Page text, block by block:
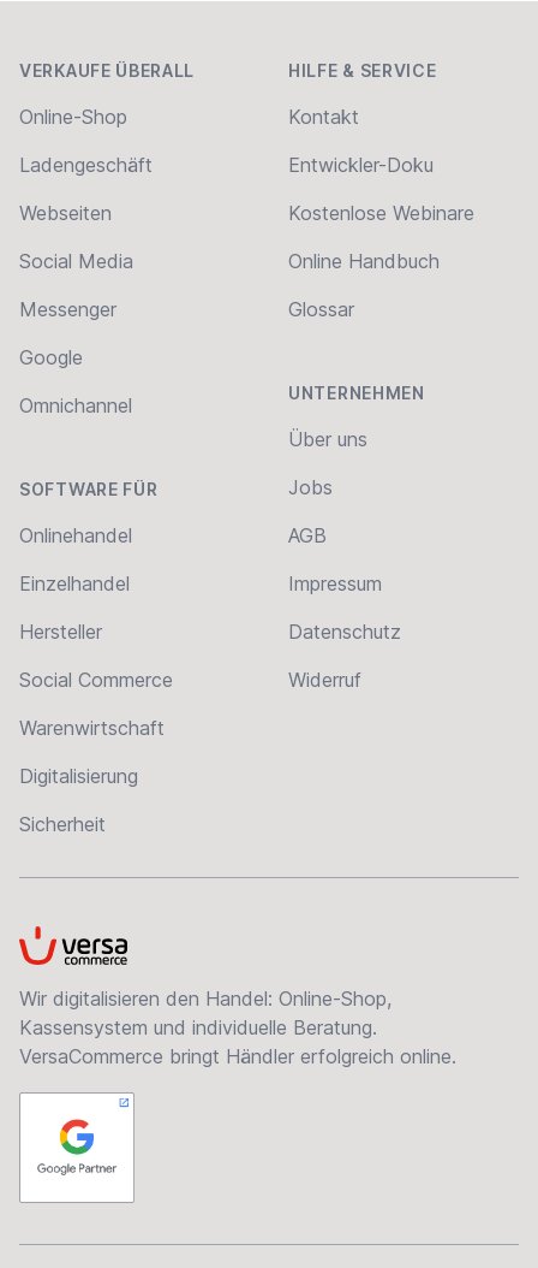
VERKAUFE ÜBERALL
Online-Shop
Ladengeschäft
Webseiten
Social Media
Messenger
Google
Omnichannel
SOFTWARE FÜR
Onlinehandel
Einzelhandel
Hersteller
Social Commerce
Warenwirtschaft
Digitalisierung
Sicherheit
HILFE & SERVICE
Kontakt
Entwickler-Doku
Kostenlose Webinare
Online Handbuch
Glossar
UNTERNEHMEN
Über uns
Jobs
AGB
Impressum
Datenschutz
Widerruf
VersaCommerce
Wir digitalisieren den Handel: Online-Shop,
Kassensystem und individuelle Beratung.
VersaCommerce bringt Händler erfolgreich online.